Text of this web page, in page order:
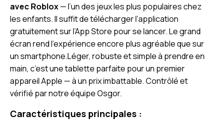
avec Roblox— l’un des jeux les plus populaires chez
les enfants. Il suffit de télécharger l’application
gratuitement sur l’App Store pour se lancer. Le grand
écran rend l’expérience encore plus agréable que sur
un smartphone.Léger, robuste et simple à prendre en
main, c’est une tablette parfaite pour un premier
appareil Apple — à un prix imbattable. Contrôlé et
vérifié par notre équipe Osgor.
Caractéristiques principales :